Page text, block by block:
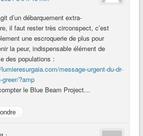
d’un débarquement extra-
il faut rester très circonspect, c’est
une escroquerie de plus pour
la peur, indispensable élément de
des populations :
message-urgent-du-dr-
greer/?amp
le Blue Beam Project…